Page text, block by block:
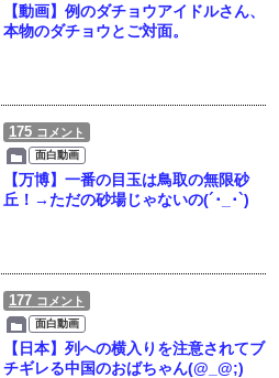
【動画】例のダチョウアイドルさん、
本物のダチョウとご対面。
175 コメント
面白動画
【万博】一番の目玉は鳥取の無限砂
丘！→ただの砂場じゃないの(´･_･`)
177 コメント
面白動画
【日本】列への横入りを注意されてブ
チギレる中国のおばちゃん(@_@;)